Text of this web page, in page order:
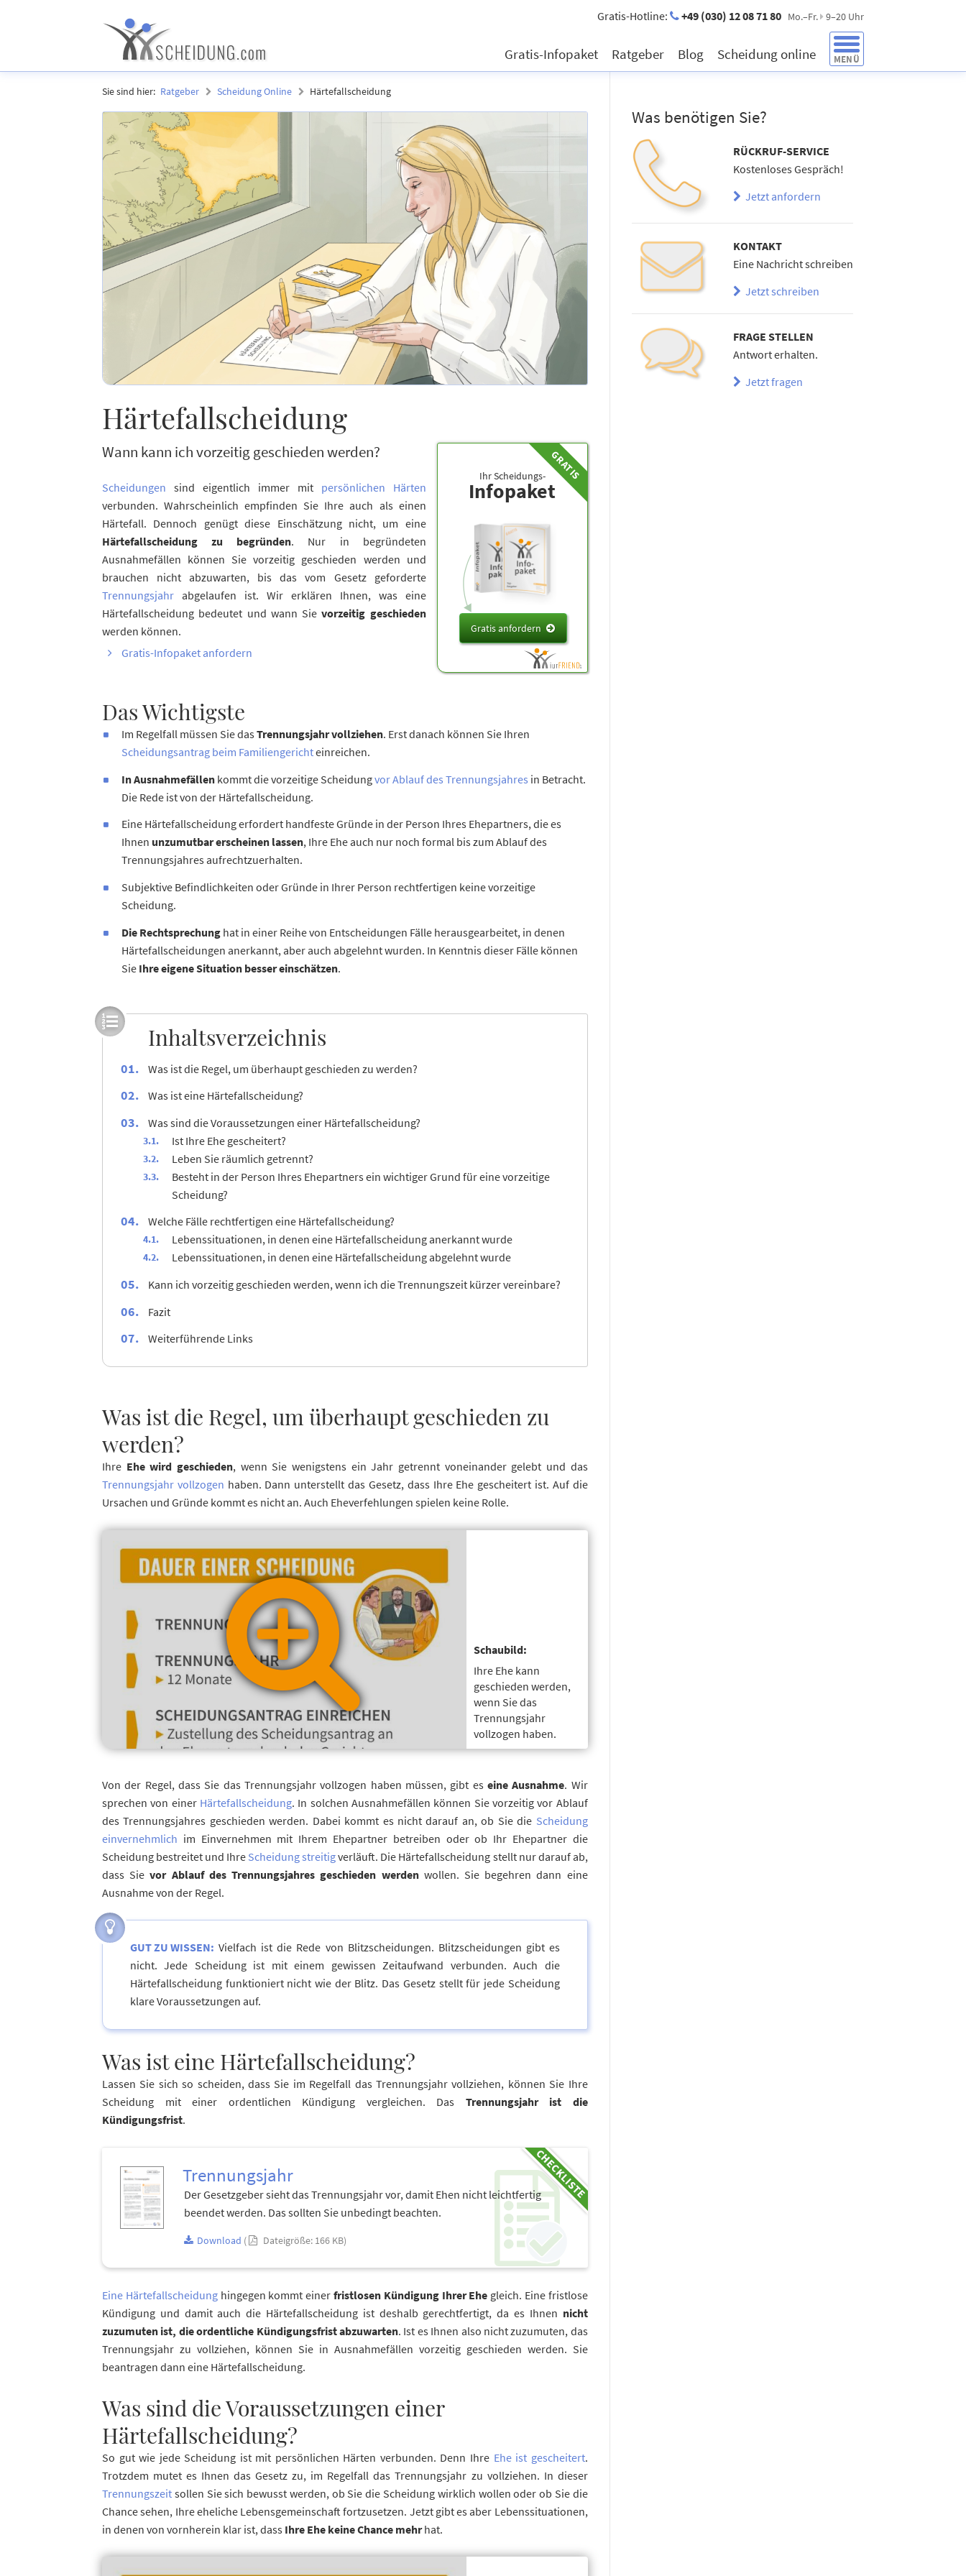
Gratis-Hotline: +49 (030) 12 08 71 80 Mo.–Fr. 9–20 Uhr
Gratis-Infopaket Ratgeber Blog Scheidung online MENÜ
Sie sind hier: Ratgeber Scheidung Online Härtefallscheidung
Härtefallscheidung
Ihr Scheidungs-
Infopaket
Gratis anfordern
Wann kann ich vorzeitig geschieden werden?
Scheidungen sind eigentlich immer mit persönlichen Härten
verbunden. Wahrscheinlich empfinden Sie Ihre auch als einen
Härtefall. Dennoch genügt diese Einschätzung nicht, um eine
Härtefallscheidung zu begründen. Nur in begründeten
Ausnahmefällen können Sie vorzeitig geschieden werden und
brauchen nicht abzuwarten, bis das vom Gesetz geforderte
Trennungsjahr abgelaufen ist. Wir erklären Ihnen, was eine
Härtefallscheidung bedeutet und wann Sievorzeitig geschieden
werden können.
Gratis-Infopaket anfordern
Das Wichtigste
Im Regelfall müssen Sie dasTrennungsjahr vollziehen. Erst danach können Sie Ihren
Scheidungsantrag beim Familiengerichteinreichen.
In Ausnahmefällen kommt die vorzeitige Scheidungvor Ablauf des Trennungsjahres in Betracht.
Die Rede ist von der Härtefallscheidung.
Eine Härtefallscheidung erfordert handfeste Gründe in der Person Ihres Ehepartners, die es
Ihnen unzumutbar erscheinen lassen, Ihre Ehe auch nur noch formal bis zum Ablauf des
Trennungsjahres aufrechtzuerhalten.
Subjektive Befindlichkeiten oder Gründe in Ihrer Person rechtfertigen keine vorzeitige
Scheidung.
Die Rechtsprechung hat in einer Reihe von Entscheidungen Fälle herausgearbeitet, in denen
Härtefallscheidungen anerkannt, aber auch abgelehnt wurden. In Kenntnis dieser Fälle können
Sie Ihre eigene Situation besser einschätzen.
Inhaltsverzeichnis
Was ist die Regel, um überhaupt geschieden zu werden?
Was ist eine Härtefallscheidung?
Was sind die Voraussetzungen einer Härtefallscheidung?
Ist Ihre Ehe gescheitert?
Leben Sie räumlich getrennt?
Besteht in der Person Ihres Ehepartners ein wichtiger Grund für eine vorzeitige
Scheidung?
Welche Fälle rechtfertigen eine Härtefallscheidung?
Lebenssituationen, in denen eine Härtefallscheidung anerkannt wurde
Lebenssituationen, in denen eine Härtefallscheidung abgelehnt wurde
Kann ich vorzeitig geschieden werden, wenn ich die Trennungszeit kürzer vereinbare?
Fazit
Weiterführende Links
Was ist die Regel, um überhaupt geschieden zu
werden?
Ihre Ehe wird geschieden, wenn Sie wenigstens ein Jahr getrennt voneinander gelebt und das
Trennungsjahr vollzogen haben. Dann unterstellt das Gesetz, dass Ihre Ehe gescheitert ist. Auf die
Ursachen und Gründe kommt es nicht an. Auch Eheverfehlungen spielen keine Rolle.
Schaubild:
Ihre Ehe kann
geschieden werden,
wenn Sie das
Trennungsjahr
vollzogen haben.
Von der Regel, dass Sie das Trennungsjahr vollzogen haben müssen, gibt es eine Ausnahme. Wir
sprechen von einer Härtefallscheidung. In solchen Ausnahmefällen können Sie vorzeitig vor Ablauf
des Trennungsjahres geschieden werden. Dabei kommt es nicht darauf an, ob Sie die Scheidung
einvernehmlich im Einvernehmen mit Ihrem Ehepartner betreiben oder ob Ihr Ehepartner die
Scheidung bestreitet und Ihre Scheidung streitigverläuft. Die Härtefallscheidung stellt nur darauf ab,
dass Sievor Ablauf des Trennungsjahres geschieden werdenwollen. Sie begehren dann eine
Ausnahme von der Regel.
GUT ZU WISSEN: Vielfach ist die Rede von Blitzscheidungen. Blitzscheidungen gibt es
nicht. Jede Scheidung ist mit einem gewissen Zeitaufwand verbunden. Auch die
Härtefallscheidung funktioniert nicht wie der Blitz. Das Gesetz stellt für jede Scheidung
klare Voraussetzungen auf.
Was ist eine Härtefallscheidung?
Lassen Sie sich so scheiden, dass Sie im Regelfall das Trennungsjahr vollziehen, können Sie Ihre
Scheidung mit einer ordentlichen Kündigung vergleichen. Das Trennungsjahr ist die
Kündigungsfrist.
Trennungsjahr
Der Gesetzgeber sieht das Trennungsjahr vor, damit Ehen nicht leichtfertig
beendet werden. Das sollten Sie unbedingt beachten.
Download ( Dateigröße: 166 KB)
Eine Härtefallscheidunghingegen kommt einer fristlosen Kündigung Ihrer Ehe gleich. Eine fristlose
Kündigung und damit auch die Härtefallscheidung ist deshalb gerechtfertigt, da es Ihnen nicht
zuzumuten ist, die ordentliche Kündigungsfrist abzuwarten. Ist es Ihnen also nicht zuzumuten, das
Trennungsjahr zu vollziehen, können Sie in Ausnahmefällen vorzeitig geschieden werden. Sie
beantragen dann eine Härtefallscheidung.
Was sind die Voraussetzungen einer
Härtefallscheidung?
So gut wie jede Scheidung ist mit persönlichen Härten verbunden. Denn Ihre Ehe ist gescheitert.
Trotzdem mutet es Ihnen das Gesetz zu, im Regelfall das Trennungsjahr zu vollziehen. In dieser
Trennungszeit sollen Sie sich bewusst werden, ob Sie die Scheidung wirklich wollen oder ob Sie die
Chance sehen, Ihre eheliche Lebensgemeinschaft fortzusetzen. Jetzt gibt es aber Lebenssituationen,
in denen von vornherein klar ist, dass Ihre Ehe keine Chance mehrhat.
Was benötigen Sie?
RÜCKRUF-SERVICE
Kostenloses Gespräch!
Jetzt anfordern
KONTAKT
Eine Nachricht schreiben
Jetzt schreiben
FRAGE STELLEN
Antwort erhalten.
Jetzt fragen